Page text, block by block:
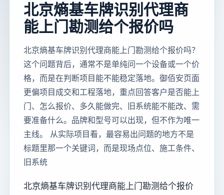
北京熵基车牌识别代理商
能上门勘测给个报价吗
北京熵基车牌识别代理商能上门勘测给个报价吗？
这个问题背后，通常不是单纯问一个设备或一个价
格，而是在判断项目能不能稳定落地。御佰安页面
更偏项目成交和工程落地，重点回答客户是否能上
门、怎么报价、多久能做完、旧系统能不能改、需
要准备什么。品牌和型号可以出现，但不作为唯一
主线。 从实际项目看，最容易出问题的地方不是
标题里那一个关键词，而是现场点位、施工条件、
旧系统
北京熵基车牌识别代理商能上门勘测给个报价